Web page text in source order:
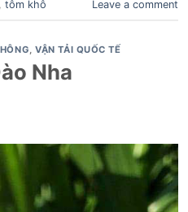
tôm khô Leave a comment
,VẬN TẢI QUỐC TẾ
Nha